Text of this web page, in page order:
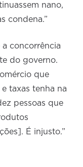
nano,
condena.”
concorrência
do governo.
que
taxas tenha na
pessoas que
É injusto.”